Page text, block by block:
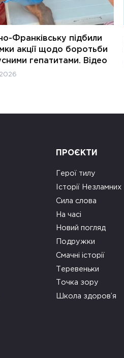
Франківську підбили
акції щодо боротьби
гепатитами. Відео
ПРОЄКТИ
Герої тилу
Історії Незламних
Сила слова
На часі
Новий погляд
Подружки
Смачні історії
Теревеньки
Точка зору
Школа здоров’я